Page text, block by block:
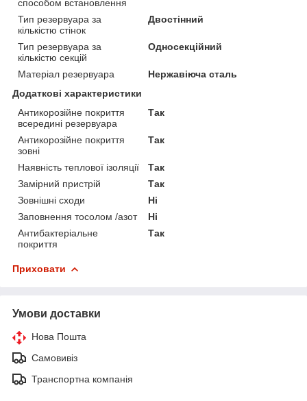
способом встановлення
Тип резервуара за
кількістю стінок
Двостінний
Тип резервуара за
кількістю секцій
Односекційний
Матеріал резервуара
Нержавіюча сталь
Додаткові характеристики
Антикорозійне покриття
всередині резервуара
Так
Антикорозійне покриття
зовні
Так
Наявність теплової ізоляції
Так
Замірний пристрій
Так
Зовнішні сходи
Ні
Заповнення тосолом /азот
Ні
Антибактеріальне
покриття
Так
Приховати
Умови доставки
Нова Пошта
Самовивіз
Транспортна компанія